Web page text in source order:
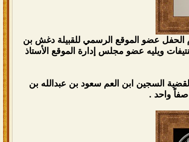
الحفل عضو الموقع الرسمي للقبيلة دغش بن
ويليه عضو مجلس إدارة الموقع الأستاذ
السجين ابن العم سعود بن عبدالله بن
صفاً واحد .